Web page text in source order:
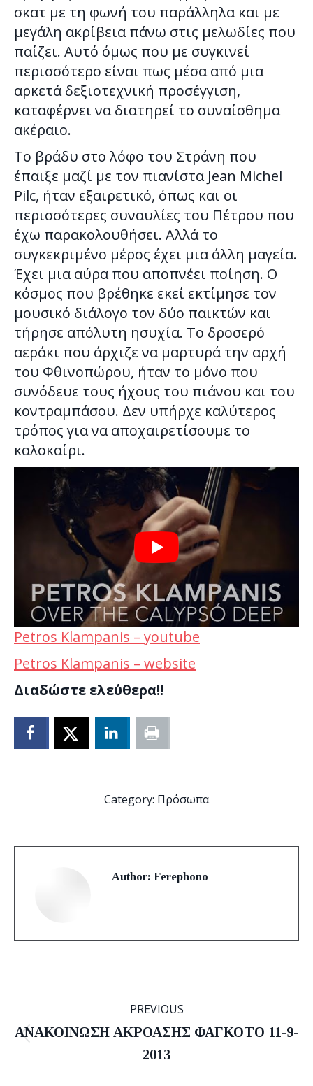
σκατ με τη φωνή του παράλληλα και με
μεγάλη ακρίβεια πάνω στις μελωδίες που
παίζει. Αυτό όμως που με συγκινεί
περισσότερο είναι πως μέσα από μια
αρκετά δεξιοτεχνική προσέγγιση,
καταφέρνει να διατηρεί το συναίσθημα
ακέραιο.
Το βράδυ στο λόφο του Στράνη που
έπαιξε μαζί με τον πιανίστα Jean Michel
Pilc, ήταν εξαιρετικό, όπως και οι
περισσότερες συναυλίες του Πέτρου που
έχω παρακολουθήσει. Αλλά το
συγκεκριμένο μέρος έχει μια άλλη μαγεία.
Έχει μια αύρα που αποπνέει ποίηση. Ο
κόσμος που βρέθηκε εκεί εκτίμησε τον
μουσικό διάλογο τον δύο παικτών και
τήρησε απόλυτη ησυχία. Το δροσερό
αεράκι που άρχιζε να μαρτυρά την αρχή
του Φθινοπώρου, ήταν το μόνο που
συνόδευε τους ήχους του πιάνου και του
κοντραμπάσου. Δεν υπήρχε καλύτερος
τρόπος για να αποχαιρετίσουμε το
καλοκαίρι.
Petros Klampanis – youtube
Petros Klampanis – website
Διαδώστε ελεύθερα!!
Category: Πρόσωπα
Author: Ferephono
navigation
PREVIOUS
Previous
post:
ΑΝΑΚΟΙΝΩΣΗ ΑΚΡΟΑΣΗΣ ΦΑΓΚΟΤΟ 11-9-
2013